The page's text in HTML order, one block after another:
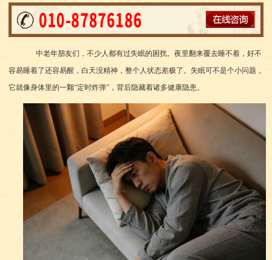
中老年朋友们，不少人都有过失眠的困扰。夜里翻来覆去睡不着，好不
容易睡着了还容易醒，白天没精神，整个人状态差极了。失眠可不是个小问题，
它就像身体里的一颗“定时炸弹”，背后隐藏着诸多健康隐患。